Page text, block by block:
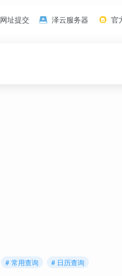
网址提交 泽云服务器 官
# 常用查询 # 日历查询